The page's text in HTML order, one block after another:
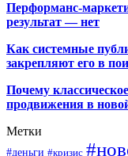
Перформанс-
результат — нет
Как системные
закрепляют его в
Почему
продвижения в
Метки
#деньги #кризис